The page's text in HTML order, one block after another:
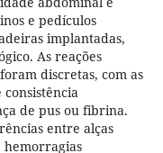
e pedículos
implantadas,
As reações
discretas, com as
de pus ou fibrina.
entre alças
hemorragias